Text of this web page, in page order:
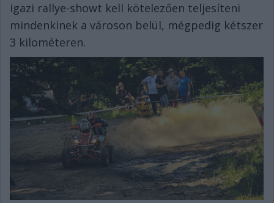
igazi rallye-showt kell kötelezően teljesíteni
mindenkinek a városon belül, mégpedig kétszer
3 kilométeren.